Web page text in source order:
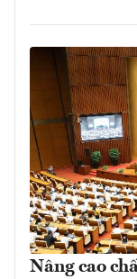
Nâng cao